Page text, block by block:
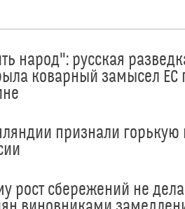
народ": русская
коварный замысел ЕС
признали горькую
рост сбережений не